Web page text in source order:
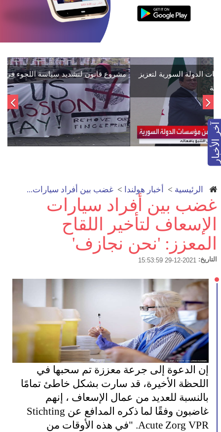
آخر الأخبار
اتفاق تاريخي: دمج "قسد" في مؤسسات الدولة السورية لتعزيز
الوحدة الوطنية
الرئيسية > أخبار هولندا > غضب بين أفراد سيارات...
غضب بين أفراد سيارات
الإسعاف لتأخير اللقاح
المعزز: 'نحن نجازف'
التاريخ:
إن الدعوة إلى جرعة معززة تم سحبها في
اللحظة الأخيرة، قد سارت بشكل خاطئ تمامًا
بالنسبة للعديد من عمال الإسعاف ، إنهم
غاضبون وفقًا لما ذكره المدافع عن Stichting
Acute Zorg VPR. "في هذه الأوقات من